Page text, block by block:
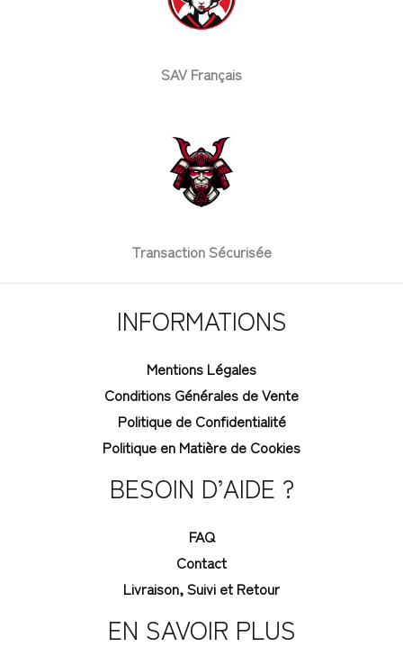
SAV Français
Transaction Sécurisée
INFORMATIONS
Mentions Légales
Conditions Générales de Vente
Politique de Confidentialité
Politique en Matière de Cookies
BESOIN D’AIDE ?
FAQ
Contact
Livraison, Suivi et Retour
EN SAVOIR PLUS